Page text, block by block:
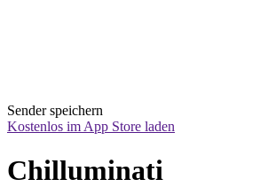
Sender speichern
Kostenlos im App Store laden
Chilluminati